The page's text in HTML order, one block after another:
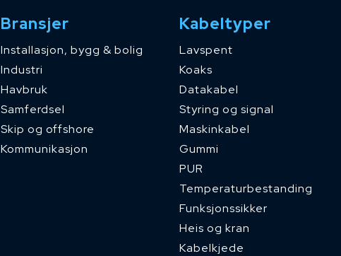
Bransjer
Installasjon, bygg & bolig
Industri
Havbruk
Samferdsel
Skip og offshore
Kommunikasjon
Kabeltyper
Lavspent
Koaks
Datakabel
Styring og signal
Maskinkabel
Gummi
PUR
Temperaturbestanding
Funksjonssikker
Heis og kran
Kabelkjede